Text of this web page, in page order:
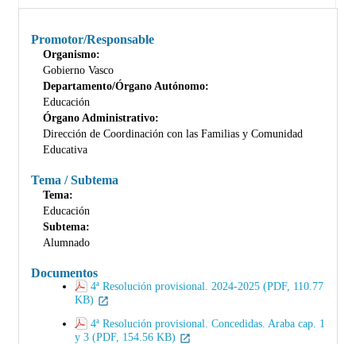
Promotor/Responsable
Organismo:
Gobierno Vasco
Departamento/Órgano Autónomo:
Educación
Órgano Administrativo:
Dirección de Coordinación con las Familias y Comunidad
Educativa
Tema / Subtema
Tema:
Educación
Subtema:
Alumnado
Documentos
4ª Resolución provisional. 2024-2025 (PDF, 110.77
KB)
4ª Resolución provisional. Concedidas. Araba cap. 1
y 3 (PDF, 154.56 KB)